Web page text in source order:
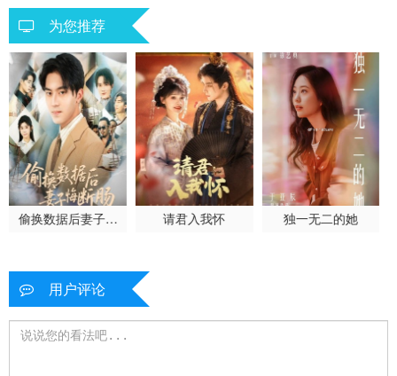
为您推荐
偷换数据后妻子悔
请君入我怀 独一无二的她
用户评论